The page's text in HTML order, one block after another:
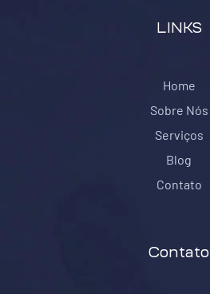
LINKS
Home
Sobre Nós
Serviços
Blog
Contato
Contato